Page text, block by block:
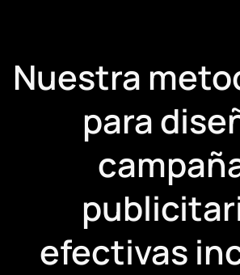
Nuestra
para
efectivas